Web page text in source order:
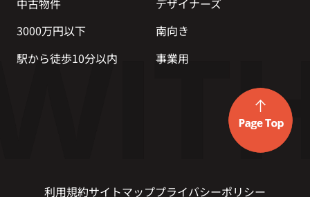
中古物件
デザイナーズ
3000万円以下
南向き
駅から徒歩10分以内
事業用
利用規約サイトマッププライバシーポリシー